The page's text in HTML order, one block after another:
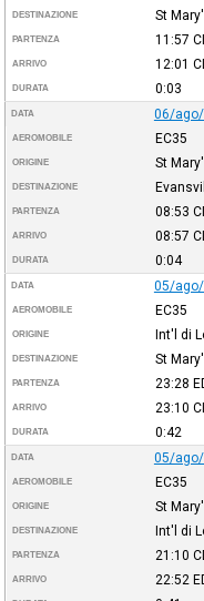
DESTINAZIONE St
PARTENZA 11:57
ARRIVO 12:01
DURATA 0:03
DATA 06/
AEROMOBILE EC35
ORIGINE St
DESTINAZIONE
PARTENZA 08:53
ARRIVO 08:57
DURATA 0:04
DATA 05/
AEROMOBILE EC35
ORIGINE Int'l di
DESTINAZIONE St
PARTENZA 23:28
ARRIVO 23:10
DURATA 0:42
DATA 05/
AEROMOBILE EC35
ORIGINE St
DESTINAZIONE Int'l di
PARTENZA 21:10
ARRIVO 22:52